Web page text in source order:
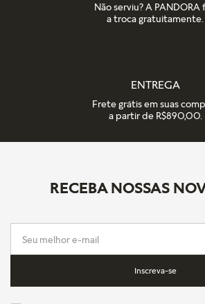
Não serviu? A PANDORA
a troca gratuitamente.
ENTREGA
Frete grátis em suas
a partir de R$890,00.
RECEBA NOSSAS
Inscreva-se